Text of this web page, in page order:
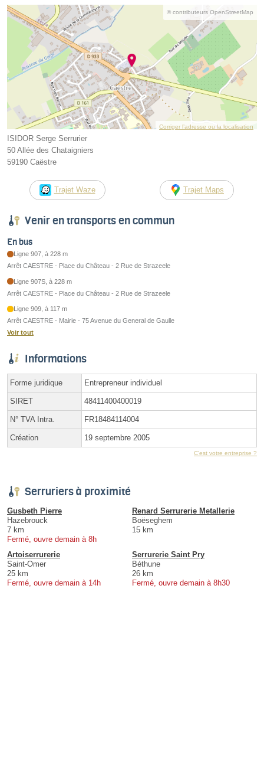
© contributeurs OpenStreetMap
Corriger l’adresse ou la localisation
ISIDOR Serge Serrurier
50 Allée des Chataigniers
59190 Caëstre
Trajet Waze Trajet Maps
Venir en transports en commun
En bus
Ligne 907, à 228 m
Arrêt CAESTRE - Place du Château - 2 Rue de Strazeele
Ligne 907S, à 228 m
Arrêt CAESTRE - Place du Château - 2 Rue de Strazeele
Ligne 909, à 117 m
Arrêt CAESTRE - Mairie - 75 Avenue du General de Gaulle
Voir tout
Informations
Forme juridique Entrepreneur individuel
SIRET 48411400400019
N° TVA Intra. FR18484114004
Création 19 septembre 2005
C'est votre entreprise ?
Serruriers à proximité
Gusbeth Pierre
Hazebrouck
7 km
Fermé, ouvre demain à 8h
Renard Serrurerie Metallerie
Boëseghem
15 km
Artoiserrurerie
Saint-Omer
25 km
Fermé, ouvre demain à 14h
Serrurerie Saint Pry
Béthune
26 km
Fermé, ouvre demain à 8h30